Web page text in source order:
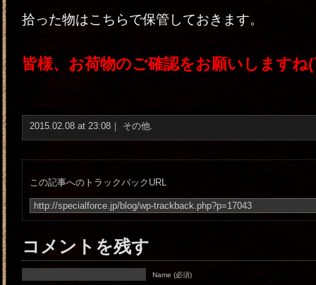
拾った物はこちらで保管しておきます。
皆様、お荷物のご確認をお願いします
2015.02.08 at 23:08｜ その他.
この記事へのトラックバックURL
コメントを残す
Name (必須)